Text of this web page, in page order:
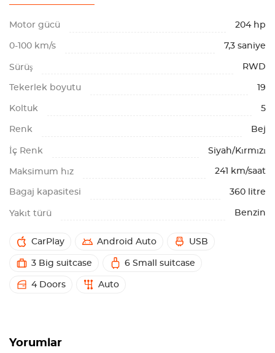
Motor gücü 204 hp
0-100 km/s 7,3 saniye
Sürüş RWD
Tekerlek boyutu 19
Koltuk 5
Renk Bej
İç Renk Siyah/Kırmızı
Maksimum hız 241 km/saat
Bagaj kapasitesi 360 litre
Yakıt türü Benzin
CarPlay Android Auto USB
3 Big suitcase 6 Small suitcase
4 Doors Auto
Yorumlar